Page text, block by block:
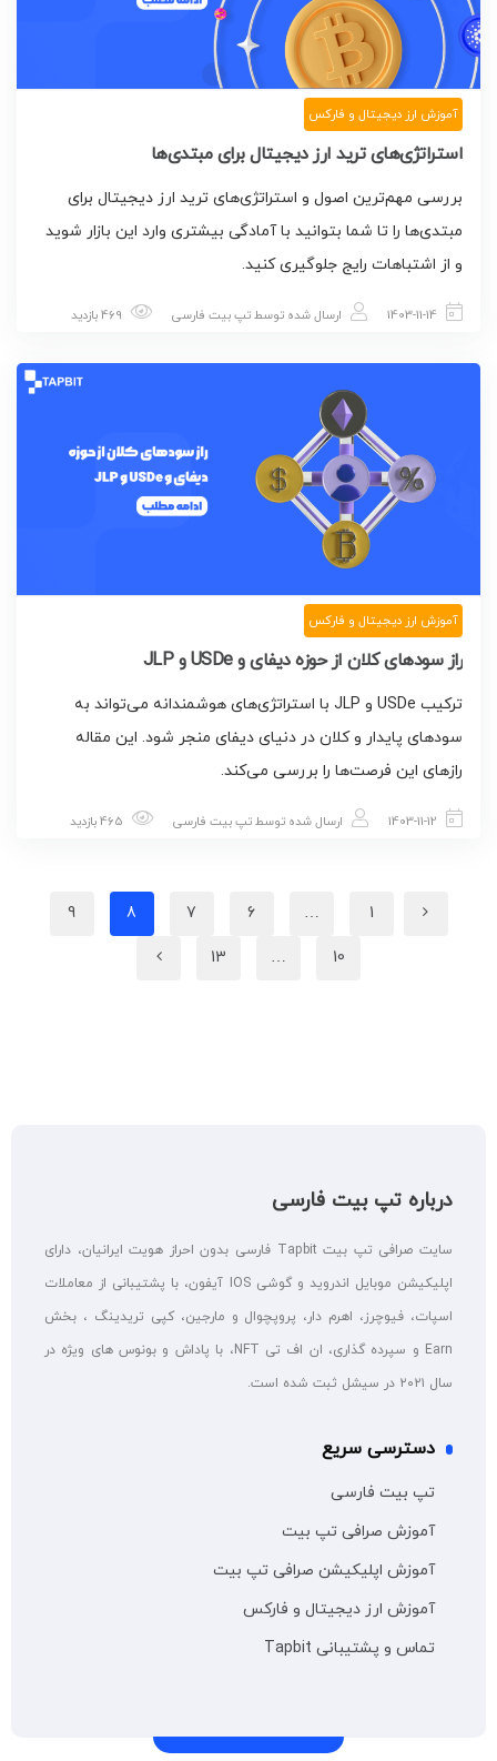
آموزش ارز دیجیتال و فارکس
استراتژی‌های ترید ارز دیجیتال برای مبتدی‌ها
بررسی مهم‌ترین اصول و استراتژی‌های ترید ارز دیجیتال برای
مبتدی‌ها را تا شما بتوانید با آمادگی بیشتری وارد این بازار شوید
و از اشتباهات رایج جلوگیری کنید.
1403-11-14 ارسال شده توسطتپ بیت فارسی
آموزش ارز دیجیتال و فارکس
راز سودهای کلان از حوزه دیفای و USDe و JLP
ترکیب USDe و JLP با استراتژی‌های هوشمندانه می‌تواند به
سودهای پایدار و کلان در دنیای دیفای منجر شود. این مقاله
رازهای این فرصت‌ها را بررسی می‌کند.
1403-11-12 ارسال شده توسطتپ بیت فارسی
1
…
6
7
8
9
10
…
13
درباره تپ بیت فارسی
سایت صرافی تپ بیت Tapbit فارسی بدون احراز هویت ایرانیان، دارای
اپلیکیشن موبایل اندروید و گوشی IOS آیفون، با پشتیبانی از معاملات
اسپات، فیوچرز، اهرم دار، پروپچوال و مارجین، کپی تریدینگ ، بخش
Earn و سپرده گذاری، ان اف تی NFT، با پاداش و بونوس های ویژه در
سال ۲۰۲۱ در سیشل ثبت شده است.
دسترسی سریع
تپ بیت فارسی
آموزش صرافی تپ بیت
آموزش اپلیکیشن صرافی تپ بیت
آموزش ارز دیجیتال و فارکس
تماس و پشتیبانی Tapbit